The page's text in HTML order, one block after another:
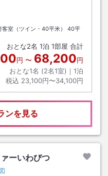
室（ツイン・40平米）
40平
おとな2名 1泊 1部屋 合計
円 〜 68,200円
おとな1名 (2名1室)｜ 1泊
税込 23,100円〜34,100円
ンを見る
ーいわびつ